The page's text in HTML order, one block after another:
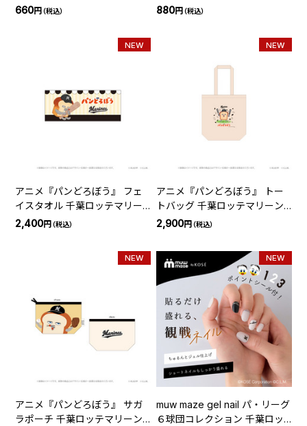
テマリーンズ(全6種)
660円（税込）
千葉ロッテマリーンズ(全3種)
880円（税込）
NEW
アニメ『パンどろぼう』 フェ
イスタオル 千葉ロッテマリー
ンズ
2,400円（税込）
NEW
アニメ『パンどろぼう』 トー
トバッグ 千葉ロッテマリーン
ズ
2,900円（税込）
NEW
アニメ『パンどろぼう』 サガ
ラポーチ 千葉ロッテマリーン
NEW
muw maze gel nail パ・リーグ
６球団コレクション 千葉ロッ